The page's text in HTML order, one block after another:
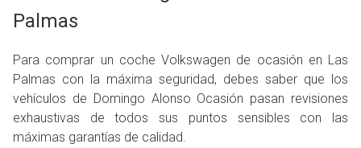
Palmas
Para comprar un coche Volkswagen de ocasión en Las
Palmas con la máxima seguridad, debes saber que los
vehículos de Domingo Alonso Ocasión pasan revisiones
exhaustivas de todos sus puntos sensibles con las
máximas garantías de calidad.